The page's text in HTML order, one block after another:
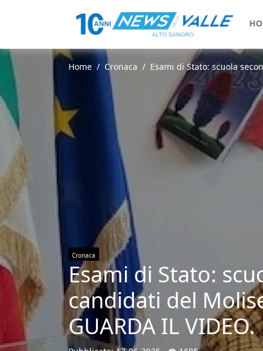
Home Cronaca Esami di Stato: scuola
Cronaca
Esami di Stato:
candidati del
GUARDA IL VIDEO.